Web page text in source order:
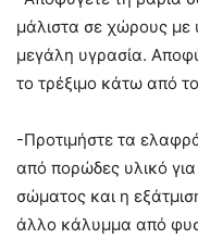
μάλιστα σε χώρους με
μεγάλη υγρασία.
το τρέξιμο κάτω από
-Προτιμήστε τα
από πορώδες υλικό
σώματος και η
άλλο κάλυμμα από